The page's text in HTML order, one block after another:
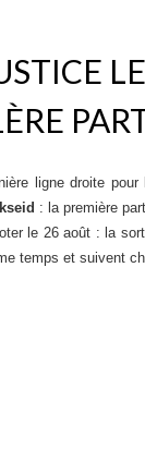
ligne droite pour
: la première
le 26 août : la
temps et suivent